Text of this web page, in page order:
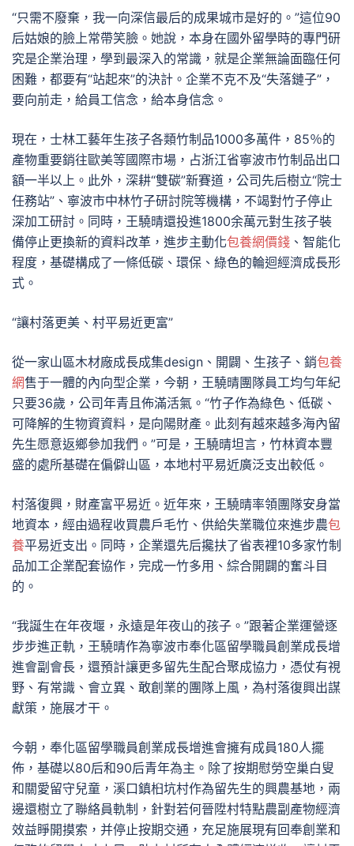
“只需不廢棄，我一向深信最后的成果城市是好的。”這位90
后姑娘的臉上常帶笑臉。她說，本身在國外留學時的專門研
究是企業治理，學到最深入的常識，就是企業無論面臨任何
困難，都要有“站起來”的決計。企業不克不及“失落鏈子”，
要向前走，給員工信念，給本身信念。
現在，士林工藝年生孩子各類竹制品1000多萬件，85％的
產物重要銷往歐美等國際市場，占浙江省寧波市竹制品出口
額一半以上。此外，深耕“雙碳”新賽道，公司先后樹立“院士
任務站”、寧波市中林竹子研討院等機構，不竭對竹子停止
深加工研討。同時，王驍晴還投進1800余萬元對生孩子裝
備停止更換新的資料改革，進步主動化包養網價錢 、智能化
程度，基礎構成了一條低碳、環保、綠色的輪迴經濟成長形
式。
“讓村落更美、村平易近更富”
從一家山區木材廠成長成集design、開闢、生孩子、銷包養
網售于一體的內向型企業，今朝，王驍晴團隊員工均勻年紀
只要36歲，公司年青且佈滿活氣。“竹子作為綠色、低碳、
可降解的生物資資料，是向陽財產。此刻有越來越多海內留
先生愿意返鄉參加我們。”可是，王驍晴坦言，竹林資本豐
盛的處所基礎在偏僻山區，本地村平易近廣泛支出較低。
村落復興，財產富平易近。近年來，王驍晴率領團隊安身當
地資本，經由過程收買農戶毛竹、供給失業職位來進步農包
養平易近支出。同時，企業還先后攙扶了省表裡10多家竹制
品加工企業配套協作，完成一竹多用、綜合開闢的奮斗目
的。
“我誕生在年夜堰，永遠是年夜山的孩子。”跟著企業運營逐
步步進正軌，王驍晴作為寧波市奉化區留學職員創業成長增
進會副會長，還預計讓更多留先生配合聚成協力，憑仗有視
野、有常識、會立異、敢創業的團隊上風，為村落復興出謀
獻策，施展才干。
今朝，奉化區留學職員創業成長增進會擁有成員180人擺
佈，基礎以80后和90后青年為主。除了按期慰勞空巢白叟
和關愛留守兒童，溪口鎮桕坑村作為留先生的興農基地，兩
邊還樹立了聯絡員軌制，針對若何晉陞村特點農副產物經濟
效益睜開摸索，并停止按期交通，充足施展現有回奉創業和